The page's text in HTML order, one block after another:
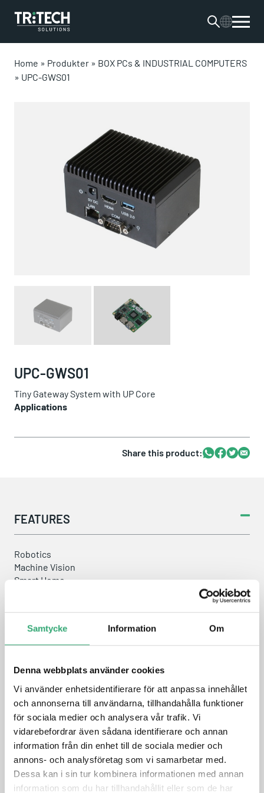
Samtycke Information Om
Denna webbplats använder cookies
Vi använder enhetsidentifierare för att anpassa innehållet
och annonserna till användarna, tillhandahålla funktioner
för sociala medier och analysera vår trafik. Vi
vidarebefordrar även sådana identifierare och annan
information från din enhet till de sociala medier och
annons- och analysföretag som vi samarbetar med.
Dessa kan i sin tur kombinera informationen med annan
information som du har tillhandahållit eller som de har
Home » Produkter » BOX PCs & INDUSTRIAL COMPUTERS
» UPC-GWS01
UPC-GWS01
Tiny Gateway System with UP Core
Applications
Share this product:Whatsapp
Facebook
Twitter
Email
FEATURES
Robotics
Machine Vision
Smart Home
Intel® Atom™ Processor
Onboard DDR3L Memory, eMMC Storage
HDMI x 1
USB 3.0 x 1
Gigabit LAM x 1
DATASHEET
PRODUCT INQUIRY